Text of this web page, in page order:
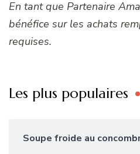
En tant que Partenaire
bénéfice sur les achats
requises.
Les plus populaires
Soupe froide au